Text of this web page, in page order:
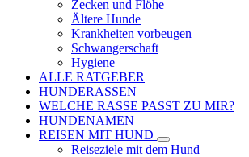
Zecken und Flöhe
Ältere Hunde
Krankheiten vorbeugen
Schwangerschaft
Hygiene
ALLE RATGEBER
HUNDERASSEN
WELCHE RASSE PASST ZU MIR?
HUNDENAMEN
REISEN MIT HUND
Reiseziele mit dem Hund